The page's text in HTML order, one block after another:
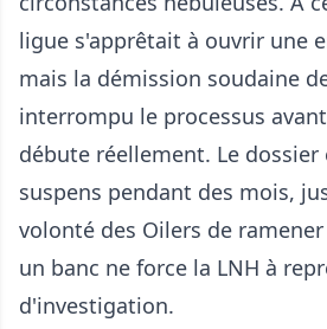
ligue s'apprêtait à ouvrir une
mais la démission soudaine
interrompu le processus
débute réellement. Le
suspens pendant des mois,
volonté des Oilers de
un banc ne force la LNH à
d'investigation.